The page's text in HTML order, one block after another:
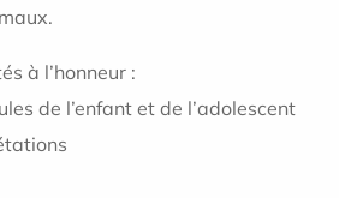
à l’honneur :
de l’enfant et de l’adolescent